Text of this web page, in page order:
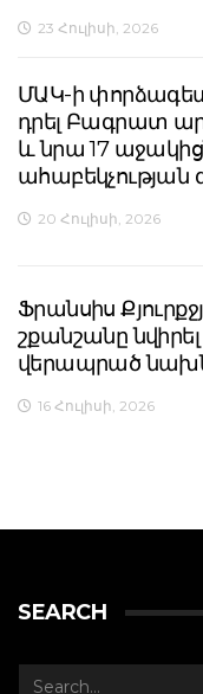
23 Հուլիսի, 2026
ՄԱԿ-ի
դրել Բագրատ
և նրա 17
ահաբեկչության
20 Հուլիսի, 2026
Ֆրանսիս
շքանշանը
վերապրած
16 Հուլիսի, 2026
SEARCH